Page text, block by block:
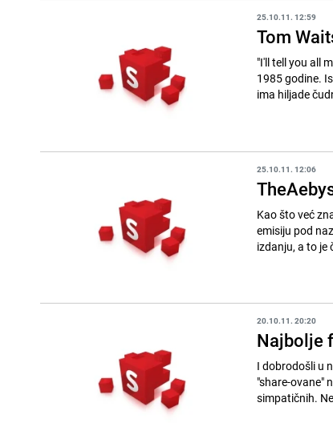
25.10.11. 12:59
Tom
"I'll tell you all
1985 godine.
ima hiljade
25.10.11. 12:06
Kao što već
emisiju pod
izdanju, a to je
20.10.11. 20:20
Najbolje
I dobrodošli u
"share-ovane"
simpatičnih.